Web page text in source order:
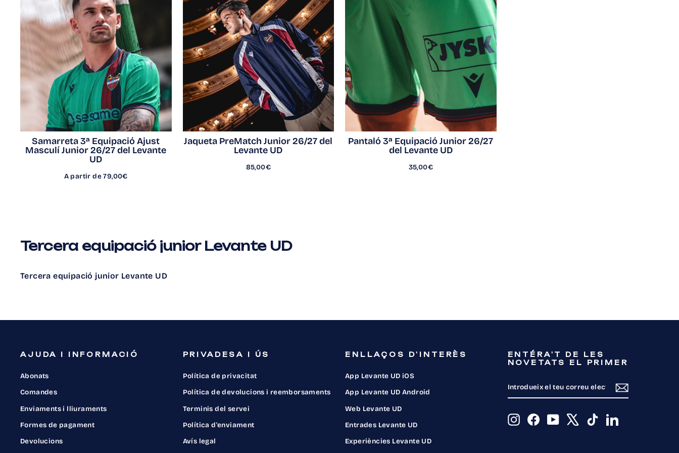
Samarreta 3ª Equipació Ajust
Masculí Junior 26/27 del Levante
UD
A partir de 79,00€
Jaqueta PreMatch Junior 26/27 del
Levante UD
85,00€
Pantaló 3ª Equipació Junior 26/27
del Levante UD
35,00€
Tercera equipació junior Levante UD
Tercera equipació junior Levante UD
AJUDA I INFORMACIÓ
Abonats
Comandes
Enviaments i lliuraments
Formes de pagament
Devolucions
PRIVADESA I ÚS
Política de privacitat
Política de devolucions i reemborsaments
Terminis del servei
Política d'enviament
Avís legal
ENLLAÇOS D'INTERÈS
App Levante UD iOS
App Levante UD Android
Web Levante UD
Entrades Levante UD
Experiències Levante UD
ENTÉRA'T DE LES
NOVETATS EL PRIMER
EL
TEU
ELECTRÒNIC
TE
InstagramFacebookYouTube TikTokLinkedIn